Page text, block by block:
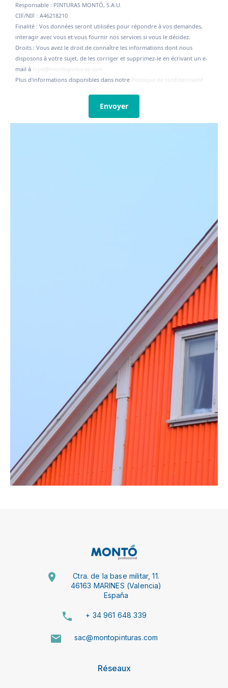
Responsable : PINTURAS MONTÓ, S.A.U.
CIF/NIF : A46218210
Finalité : Vos données seront utilisées pour répondre à vos demandes,
interagir avec vous et vous fournir nos services si vous le décidez.
Droits : Vous avez le droit de connaître les informations dont nous
disposons à votre sujet, de les corriger et supprimez-le en écrivant un e-
mail à
lopd@montopinturas.com
Plus d'informations disponibles dans notre Politique de confidentialité.
Envoyer
Ctra. de la base militar, 11.
46163 MARINES (Valencia)
España
+ 34 961 648 339
sac@montopinturas.com
Réseaux